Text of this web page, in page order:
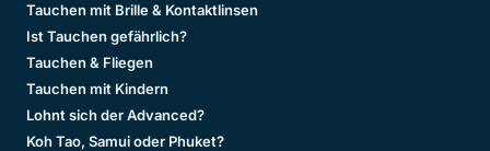
Tauchen mit Brille & Kontaktlinsen
Ist Tauchen gefährlich?
Tauchen & Fliegen
Tauchen mit Kindern
Lohnt sich der Advanced?
Koh Tao, Samui oder Phuket?